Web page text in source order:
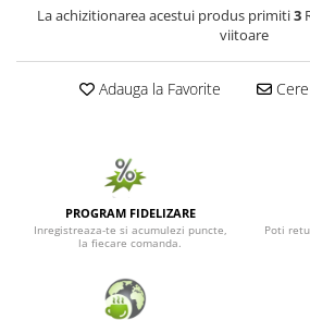
Seminte de Legume/Fructe
La achizitionarea acestui produs primiti3
viitoare
Adauga la Favorite Cere
PROGRAM FIDELIZARE
Inregistreaza-te si acumulezi puncte,
la fiecare comanda.
Poti